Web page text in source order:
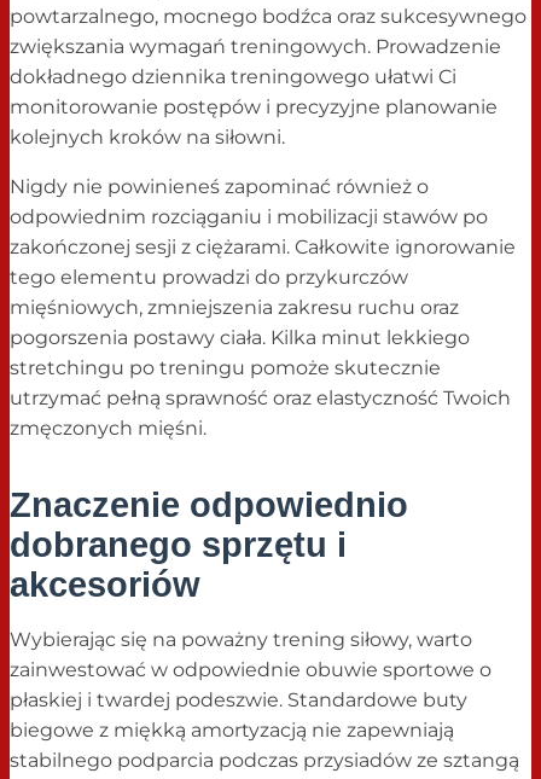
powtarzalnego, mocnego bodźca oraz sukcesywnego
zwiększania wymagań treningowych. Prowadzenie
dokładnego dziennika treningowego ułatwi Ci
monitorowanie postępów i precyzyjne planowanie
kolejnych kroków na siłowni.
Nigdy nie powinieneś zapominać również o
odpowiednim rozciąganiu i mobilizacji stawów po
zakończonej sesji z ciężarami. Całkowite ignorowanie
tego elementu prowadzi do przykurczów
mięśniowych, zmniejszenia zakresu ruchu oraz
pogorszenia postawy ciała. Kilka minut lekkiego
stretchingu po treningu pomoże skutecznie
utrzymać pełną sprawność oraz elastyczność Twoich
zmęczonych mięśni.
Znaczenie odpowiednio
dobranego sprzętu i
akcesoriów
Wybierając się na poważny trening siłowy, warto
zainwestować w odpowiednie obuwie sportowe o
płaskiej i twardej podeszwie. Standardowe buty
biegowe z miękką amortyzacją nie zapewniają
stabilnego podparcia podczas przysiadów ze sztangą